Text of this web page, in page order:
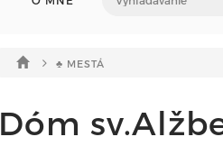
♣ MESTÁ
Dóm